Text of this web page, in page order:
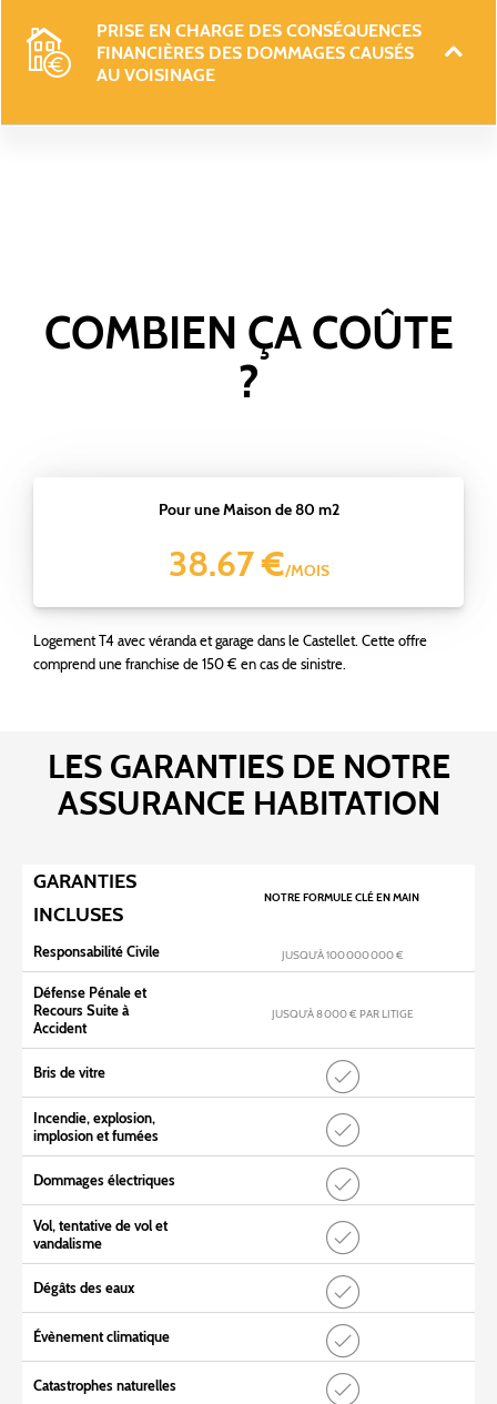
PRISE EN CHARGE DES CONSÉQUENCES
FINANCIÈRES DES DOMMAGES CAUSÉS
AU VOISINAGE
COMBIEN ÇA COÛTE
?
Pour une Maison de 80 m2
38.67 €/MOIS
Logement T4 avec véranda et garage dans le Castellet. Cette offre
comprend une franchise de 150 € en cas de sinistre.
LES GARANTIES DE NOTRE
ASSURANCE HABITATION
GARANTIES
INCLUSES
NOTRE FORMULE CLÉ EN MAIN
Responsabilité Civile JUSQU’À 100 000 000 €
Défense Pénale et
Recours Suite à
Accident
JUSQU’À 8 000 € PAR LITIGE
Bris de vitre
Incendie, explosion,
implosion et fumées
Dommages électriques
Vol, tentative de vol et
vandalisme
Dégâts des eaux
Évènement climatique
Catastrophes naturelles